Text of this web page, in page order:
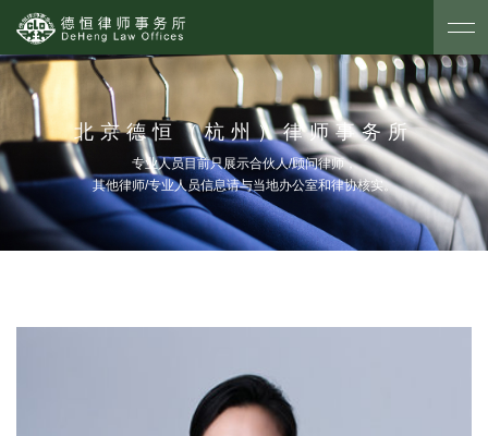
北京德恒（杭州）律师事务所
专业人员目前只展示合伙人/顾问律师，
其他律师/专业人员信息请与当地办公室和律协核实。